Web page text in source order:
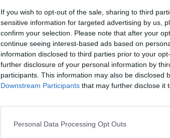
If you wish to opt-out of the sale, sharing to third
sensitive information for targeted advertising by us,
confirm your selection. Please note that after your
continue seeing interest-based ads based on
information disclosed to third parties prior to your
further disclosure of your personal information by
participants. This information may also be disclosed
Downstream Participants that may further disclose it
Personal Data Processing Opt Outs